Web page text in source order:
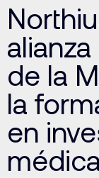
de la
la
en